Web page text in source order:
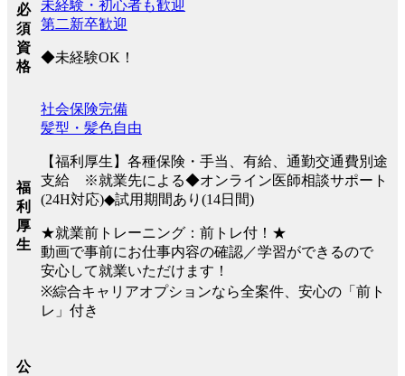
必
須
資
格
未経験・初心者も歓迎
第二新卒歓迎
◆未経験OK！
福
利
厚
生
社会保険完備
髪型・髪色自由
【福利厚生】各種保険・手当、有給、通勤交通費別途
支給 ※就業先による◆オンライン医師相談サポート
(24H対応)◆試用期間あり(14日間)
★就業前トレーニング：前トレ付！★
動画で事前にお仕事内容の確認／学習ができるので
安心して就業いただけます！
※綜合キャリアオプションなら全案件、安心の「前ト
レ」付き
公